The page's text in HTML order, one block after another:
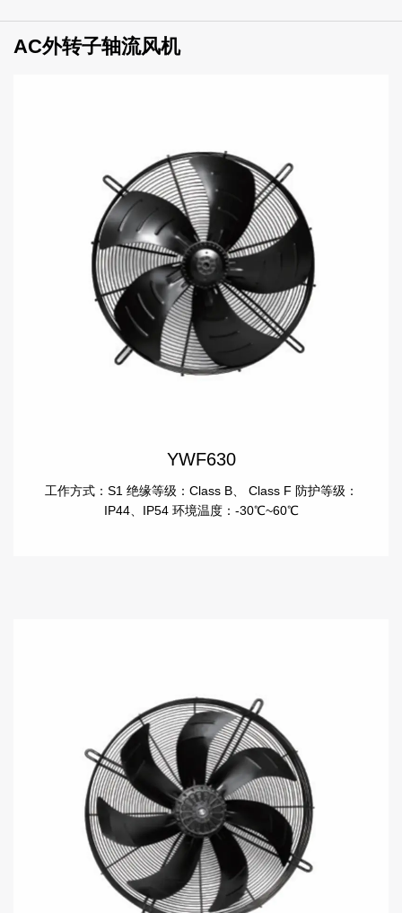
AC外转子轴流风机
YWF630
工作方式：S1 绝缘等级：Class B、 Class F 防护等级：
IP44、IP54 环境温度：-30℃~60℃